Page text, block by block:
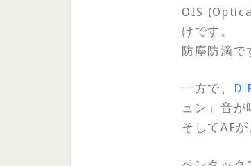
OIS
けです。
防塵防滴で
一方で、 D
ュン」音が
そしてAFが